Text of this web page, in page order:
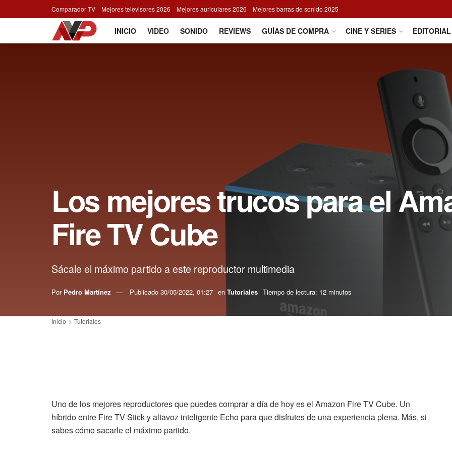
Comparador TV Mejores televisores 2026 Mejores auriculares 2026 Mejores barras de sonido 2025
INICIO VIDEO SONIDO REVIEWS GUÍAS DE COMPRA CINE Y SERIES EDITORIAL
Los mejores trucos para el
Fire TV Cube
Sácale el máximo partido a este reproductor multimedia
Por Pedro Martínez Publicado 30/05/2022, 01:27 en Tutoriales Tiempo de lectura: 12 minutos
Inicio Tutoriales
Uno de los mejores reproductores que puedes comprar a día de hoy es el Amazon Fire TV Cube. Un
híbrido entre Fire TV Stick y altavoz inteligente Echo para que disfrutes de una experiencia plena. Más, si
sabes cómo sacarle el máximo partido.